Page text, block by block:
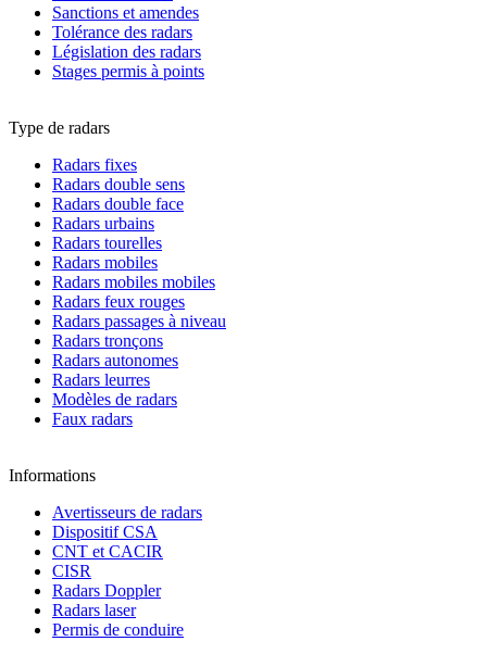
Sanctions et amendes
Tolérance des radars
Législation des radars
Stages permis à points
Type de radars
Radars fixes
Radars double sens
Radars double face
Radars urbains
Radars tourelles
Radars mobiles
Radars mobiles mobiles
Radars feux rouges
Radars passages à niveau
Radars tronçons
Radars autonomes
Radars leurres
Modèles de radars
Faux radars
Informations
Avertisseurs de radars
Dispositif CSA
CNT et CACIR
CISR
Radars Doppler
Radars laser
Permis de conduire